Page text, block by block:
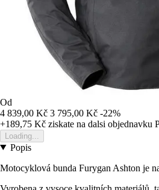
Od
4 839,00 Kč 3 795,00 Kč -22%
+189,75 Kč ziskate na dalsi objednavku
Loading...
Popis
Motocyklová bunda Furygan Ashton je